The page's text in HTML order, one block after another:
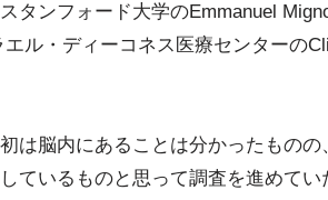
タンフォード大学のEmmanuel
ル・ディーコネス医療センターの
は脳内にあることは分かったものの
ているものと思って調査を進めてい